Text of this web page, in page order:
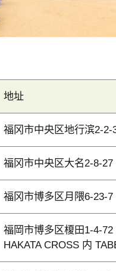
地址
福冈市中央区地行滨2-2-
福冈市中央区大名2-8-27
福冈市博多区月隈6-23-7
福岡市博多区榎田1-4-72
HAKATA CROSS 内